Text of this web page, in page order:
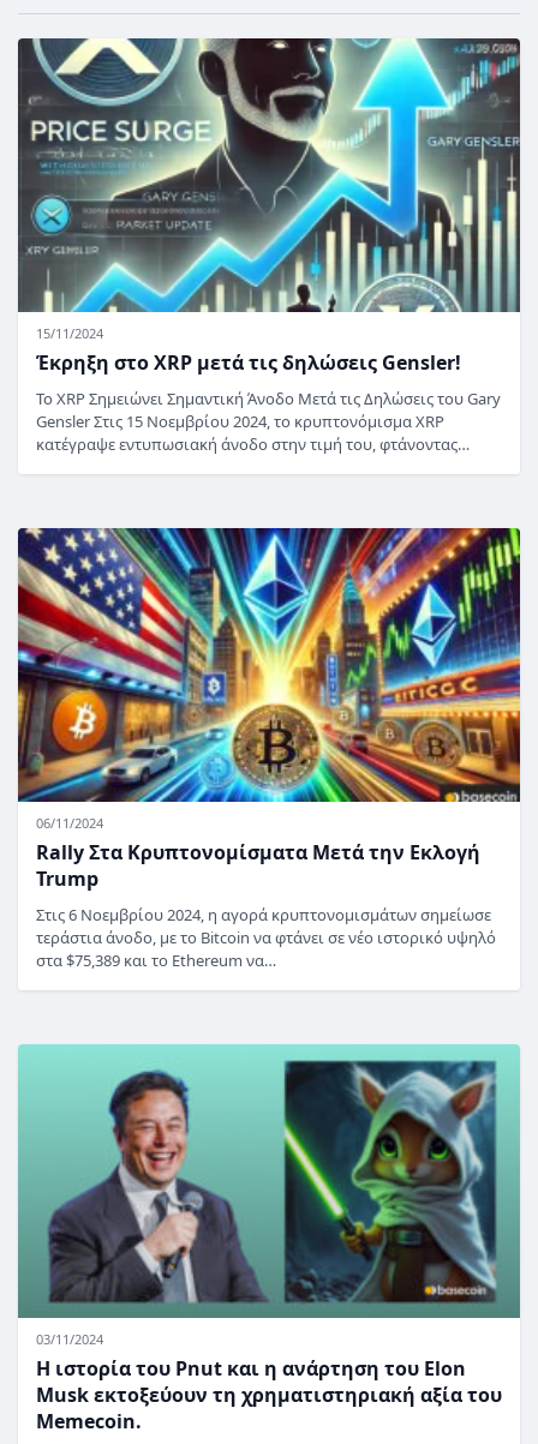
15/11/2024
Έκρηξη στο XRP μετά τις δηλώσεις Gensler!
Το XRP Σημειώνει Σημαντική Άνοδο Μετά τις Δηλώσεις του Gary
Gensler Στις 15 Νοεμβρίου 2024, το κρυπτονόμισμα XRP
κατέγραψε εντυπωσιακή άνοδο στην τιμή του, φτάνοντας…
06/11/2024
Rally Στα Κρυπτονομίσματα Μετά την Εκλογή
Trump
Στις 6 Νοεμβρίου 2024, η αγορά κρυπτονομισμάτων σημείωσε
τεράστια άνοδο, με το Bitcoin να φτάνει σε νέο ιστορικό υψηλό
στα $75,389 και το Ethereum να…
03/11/2024
Η ιστορία του Pnut και η ανάρτηση του Elon
Musk εκτοξεύουν τη χρηματιστηριακή αξία του
Memecoin.